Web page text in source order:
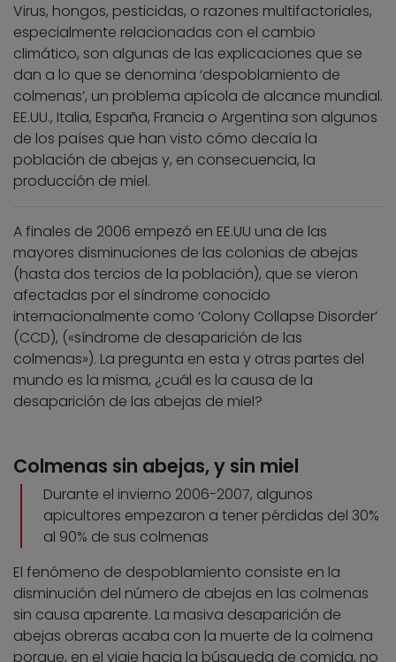
Virus, hongos, pesticidas, o razones multifactoriales,
especialmente relacionadas con el cambio
climático, son algunas de las explicaciones que se
dan a lo que se denomina ‘despoblamiento de
colmenas’, un problema apícola de alcance mundial.
EE.UU., Italia, España, Francia o Argentina son algunos
de los países que han visto cómo decaía la
población de abejas y, en consecuencia, la
producción de miel.
A finales de 2006 empezó en EE.UU una de las
mayores disminuciones de las colonias de abejas
(hasta dos tercios de la población), que se vieron
afectadas por el síndrome conocido
internacionalmente como ‘Colony Collapse Disorder’
(CCD), («síndrome de desaparición de las
colmenas»). La pregunta en esta y otras partes del
mundo es la misma, ¿cuál es la causa de la
desaparición de las abejas de miel?
Colmenas sin abejas, y sin miel
Durante el invierno 2006-2007, algunos
apicultores empezaron a tener pérdidas del 30%
al 90% de sus colmenas
El fenómeno de despoblamiento consiste en la
disminución del número de abejas en las colmenas
sin causa aparente. La masiva desaparición de
abejas obreras acaba con la muerte de la colmena
porque, en el viaje hacia la búsqueda de comida, no